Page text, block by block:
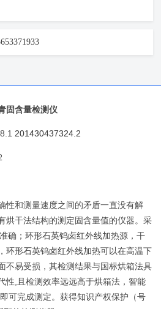
固含量检测仪
201430437324.2
性和测量速度之间的矛盾一直没有解
烘干法结构的测定固含量值的仪器。采
确；环形石英钨卤红外线加热源，干
环形石英钨卤红外线加热可以在高温下
不易受损，其检测结果与国标烘箱法具
性 且检测效率远远高于烘箱法，智能
可完成测定。获得知识产权保护（号